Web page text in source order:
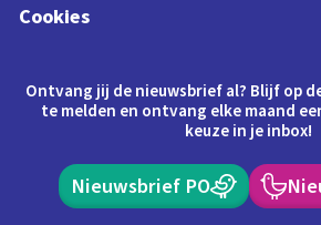
Cookies
Ontvang jij de nieuwsbrief al? Blijf op
te melden en ontvang elke maand
keuze in je inbox!
Nieuwsbrief PO